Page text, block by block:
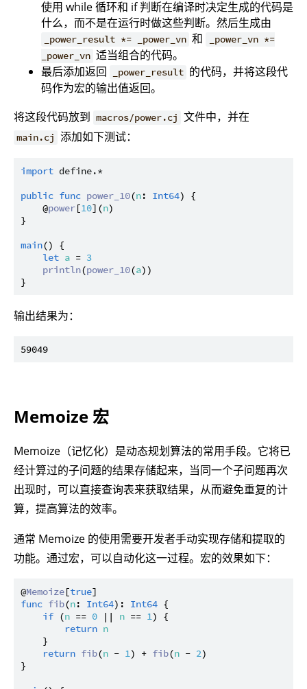
使用 while 循环和 if 判断在编译时决定生成的代码是
什么，而不是在运行时做这些判断。然后生成由
_power_result *= _power_vn 和
_power_vn *=
_power_vn 适当组合的代码。
最后添加返回
_power_result 的代码，并将这段代
码作为宏的输出值返回。
将这段代码放到 macros/power.cj 文件中，并在
main.cj 添加如下测试：
import define.*
public func power_10(n: Int64) {
    @
power[10](n)
}
main() {
let a = 3
println(power_10(a))
输出结果为：
Memoize 宏
Memoize（记忆化）是动态规划算法的常用手段。它将已
经计算过的子问题的结果存储起来，当同一个子问题再次
出现时，可以直接查询表来获取结果，从而避免重复的计
算，提高算法的效率。
通常 Memoize 的使用需要开发者手动实现存储和提取的
功能。通过宏，可以自动化这一过程。宏的效果如下：
@Memoize[true
func fib(n: Int64): Int64 {
if (n == 0 || n == 1) {
return n
    }
return fib(n - 1) + fib(n - 2)
}